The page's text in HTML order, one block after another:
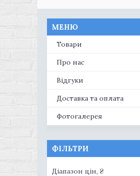
Товари
Про нас
Відгуки
Доставка та оплата
Фотогалерея
ФІЛЬТРИ
Діапазон цін, ₴